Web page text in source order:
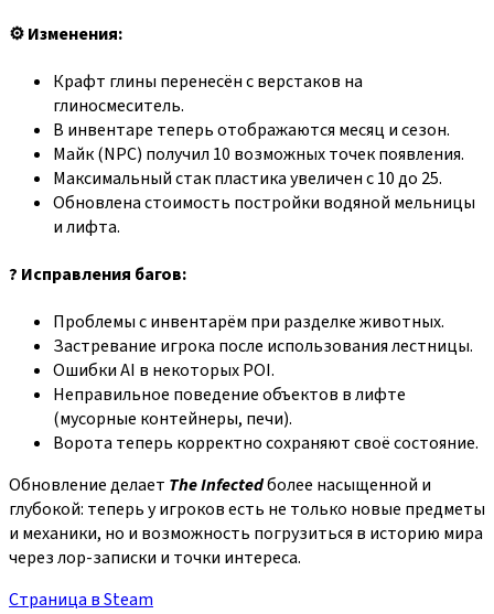
⚙️ Изменения:
Крафт глины перенесён с верстаков на
глиносмеситель.
В инвентаре теперь отображаются месяц и сезон.
Майк (NPC) получил 10 возможных точек появления.
Максимальный стак пластика увеличен с 10 до 25.
Обновлена стоимость постройки водяной мельницы
и лифта.
? Исправления багов:
Проблемы с инвентарём при разделке животных.
Застревание игрока после использования лестницы.
Ошибки AI в некоторых POI.
Неправильное поведение объектов в лифте
(мусорные контейнеры, печи).
Ворота теперь корректно сохраняют своё состояние.
Обновление делает The Infectedболее насыщенной и
глубокой: теперь у игроков есть не только новые предметы
и механики, но и возможность погрузиться в историю мира
через лор‑записки и точки интереса.
Страница в Steam